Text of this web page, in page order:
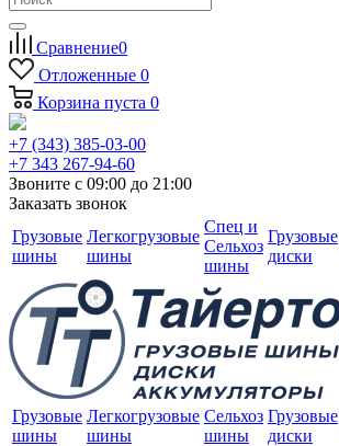
Сравнение0
Отложенные 0
Корзина пуста 0
+7 (343) 385-03-00
+7 343 267-94-60
Звоните с 09:00 до 21:00
Заказать звонок
Грузовые
шины
Легкогрузовые
шины
Спец и
Сельхоз
шины
Грузовые
диски
Грузовые
шины
Легкогрузовые
шины
Сельхоз
шины
Грузовые
диски